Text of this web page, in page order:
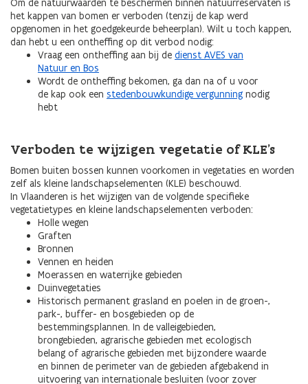
Om de natuurwaarden te beschermen binnen natuurreservaten is
het kappen van bomen er verboden (tenzij de kap werd
opgenomen in het goedgekeurde beheerplan). Wilt u toch kappen,
dan hebt u een ontheffing op dit verbod nodig:
Vraag een ontheffing aan bij de dienst AVES van
Natuur en Bos
Wordt de ontheffing bekomen, ga dan na of u voor
de kap ook een stedenbouwkundige vergunning nodig
hebt
Verboden te wijzigen vegetatie of KLE’s
Bomen buiten bossen kunnen voorkomen in vegetaties en worden
zelf als kleine landschapselementen (KLE) beschouwd.
In Vlaanderen is het wijzigen van de volgende specifieke
vegetatietypes en kleine landschapselementen verboden:
Holle wegen
Graften
Bronnen
Vennen en heiden
Moerassen en waterrijke gebieden
Duinvegetaties
Historisch permanent grasland en poelen in de groen-,
park-, buffer- en bosgebieden op de
bestemmingsplannen. In de valleigebieden,
brongebieden, agrarische gebieden met ecologisch
belang of agrarische gebieden met bijzondere waarde
en binnen de perimeter van de gebieden afgebakend in
uitvoering van internationale besluiten (voor zover